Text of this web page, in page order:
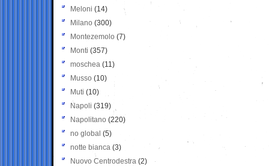
Meloni (14)
Milano (300)
Montezemolo (7)
Monti (357)
moschea (11)
Musso (10)
Muti (10)
Napoli (319)
Napolitano (220)
no global (5)
notte bianca (3)
Nuovo Centrodestra (2)